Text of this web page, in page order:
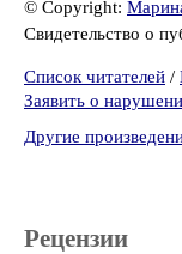
© Copyright:
Свидетельство о
Список читателей /
Заявить о
Другие
Рецензии